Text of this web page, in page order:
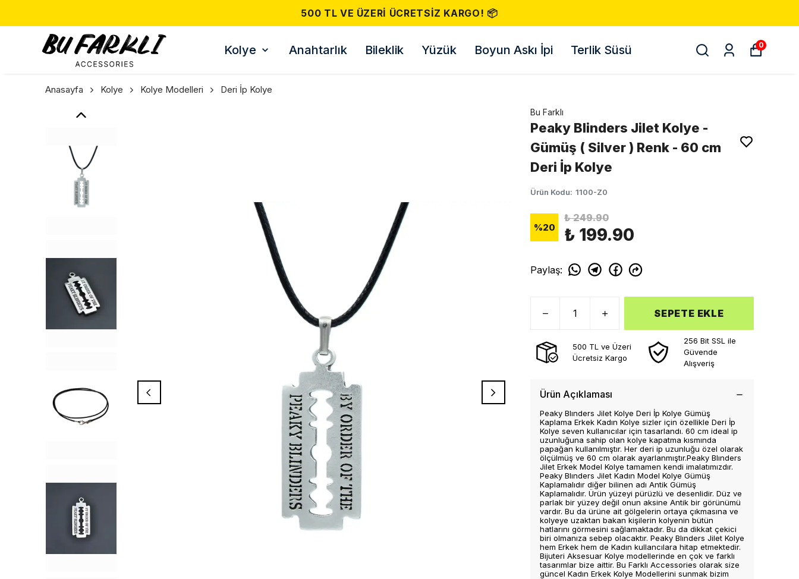
500 TL VE ÜZERI ÜCRETSIZ KARGO! 📦
Kolye Anahtarlık Bileklik Yüzük Boyun Askı İpi Terlik Süsü 0
Anasayfa Kolye Kolye Modelleri Deri İp Kolye
Bu Farklı
Peaky Blinders Jilet Kolye -
Gümüş ( Silver ) Renk - 60 cm
Deri İp Kolye
Ürün Kodu: 1100-Z0
%20
₺ 249.90
₺ 199.90
Paylaş:
SEPETE EKLE
500 TL ve Üzeri
Ücretsiz Kargo
256 Bit SSL ile
Güvende
Alışveriş
Ürün Açıklaması
Peaky Blınders Jilet Kolye Deri İp Kolye Gümüş
Kaplama Erkek Kadın Kolye sizler için özellikle Deri İp
Kolye seven kullanıcılar için tasarlandı. 60 cm ideal ip
uzunluğuna sahip olan kolye kapatma kısmında
papağan kullanılmıştır. Her deri ip uzunluğu özel olarak
ölçülmüş ve 60 cm olarak ayarlanmıştır.Peaky Blınders
Jilet Erkek Model Kolye tamamen kendi imalatımızdır.
Peaky Blınders Jilet Kadın Model Kolye Gümüş
Kaplamalıdır diğer bilinen adı Antik Gümüş
Kaplamalıdır. Ürün yüzeyi pürüzlü ve desenlidir. Düz ve
parlak bir yüzey değil onun aksine Antik bir görünümü
vardır. Bu da ürüne ait gölgelerin ortaya çıkmasına ve
kolyeye uzaktan bakan kişilerin kolyenin bütün
hatlarını görmesini sağlamaktadır. Bu da dikkat çekici
biri olmanıza sebep olacaktır. Peaky Blınders Jilet Kolye
hem Erkek hem de Kadın kullancılara hitap etmektedir.
Bijuteri Aksesuar Kolye modellerinde en çok ve farklı
tasarımlar bize aittir. Bu Farklı Accessories olarak size
güncel Kadın Erkek Kolye Modellerini sunmak bizim